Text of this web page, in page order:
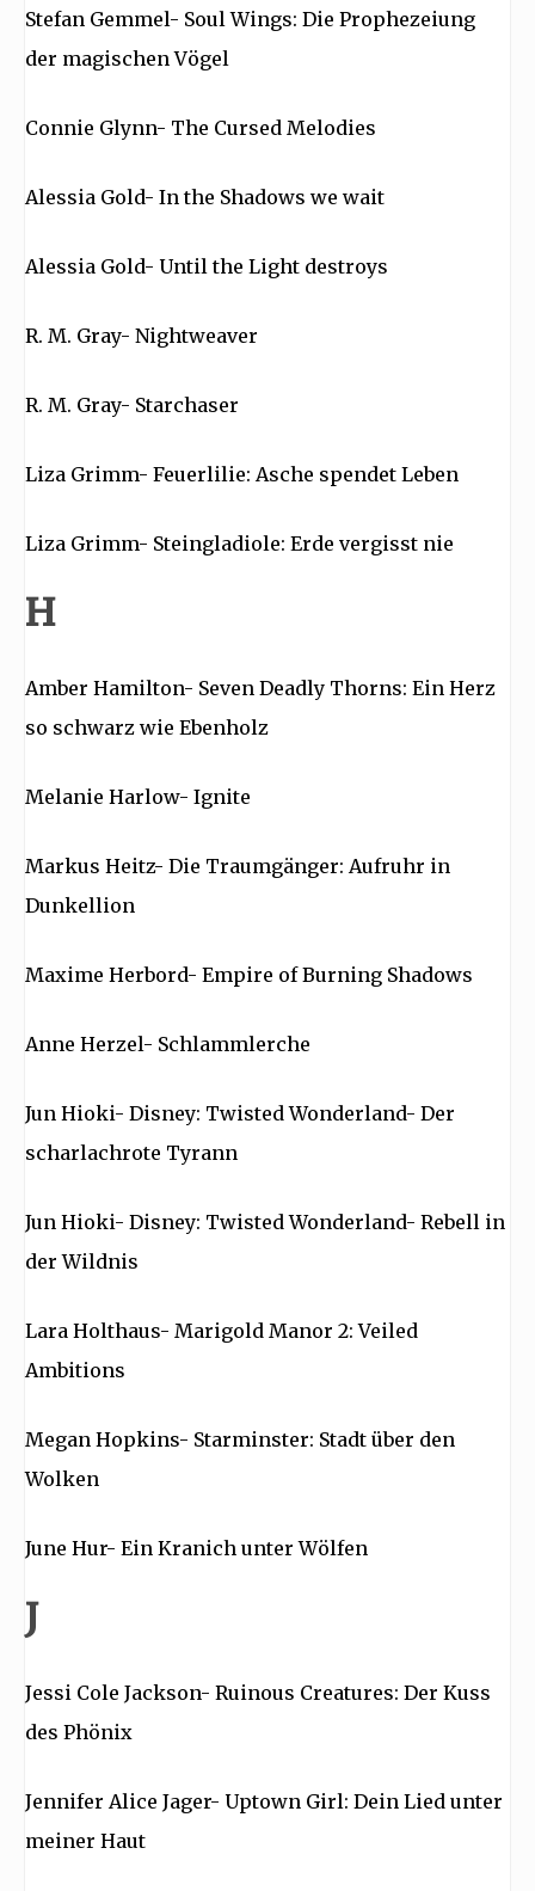
Stefan Gemmel- Soul Wings: Die Prophezeiung
der magischen Vögel
Connie Glynn- The Cursed Melodies
Alessia Gold- In the Shadows we wait
Alessia Gold- Until the Light destroys
R. M. Gray- Nightweaver
R. M. Gray- Starchaser
Liza Grimm- Feuerlilie: Asche spendet Leben
Liza Grimm- Steingladiole: Erde vergisst nie
H
Amber Hamilton- Seven Deadly Thorns: Ein Herz
so schwarz wie Ebenholz
Melanie Harlow- Ignite
Markus Heitz- Die Traumgänger: Aufruhr in
Dunkellion
Maxime Herbord- Empire of Burning Shadows
Anne Herzel- Schlammlerche
Jun Hioki- Disney: Twisted Wonderland- Der
scharlachrote Tyrann
Jun Hioki- Disney: Twisted Wonderland- Rebell in
der Wildnis
Lara Holthaus- Marigold Manor 2: Veiled
Ambitions
Megan Hopkins- Starminster: Stadt über den
Wolken
June Hur- Ein Kranich unter Wölfen
J
Jessi Cole Jackson- Ruinous Creatures: Der Kuss
des Phönix
Jennifer Alice Jager- Uptown Girl: Dein Lied unter
meiner Haut